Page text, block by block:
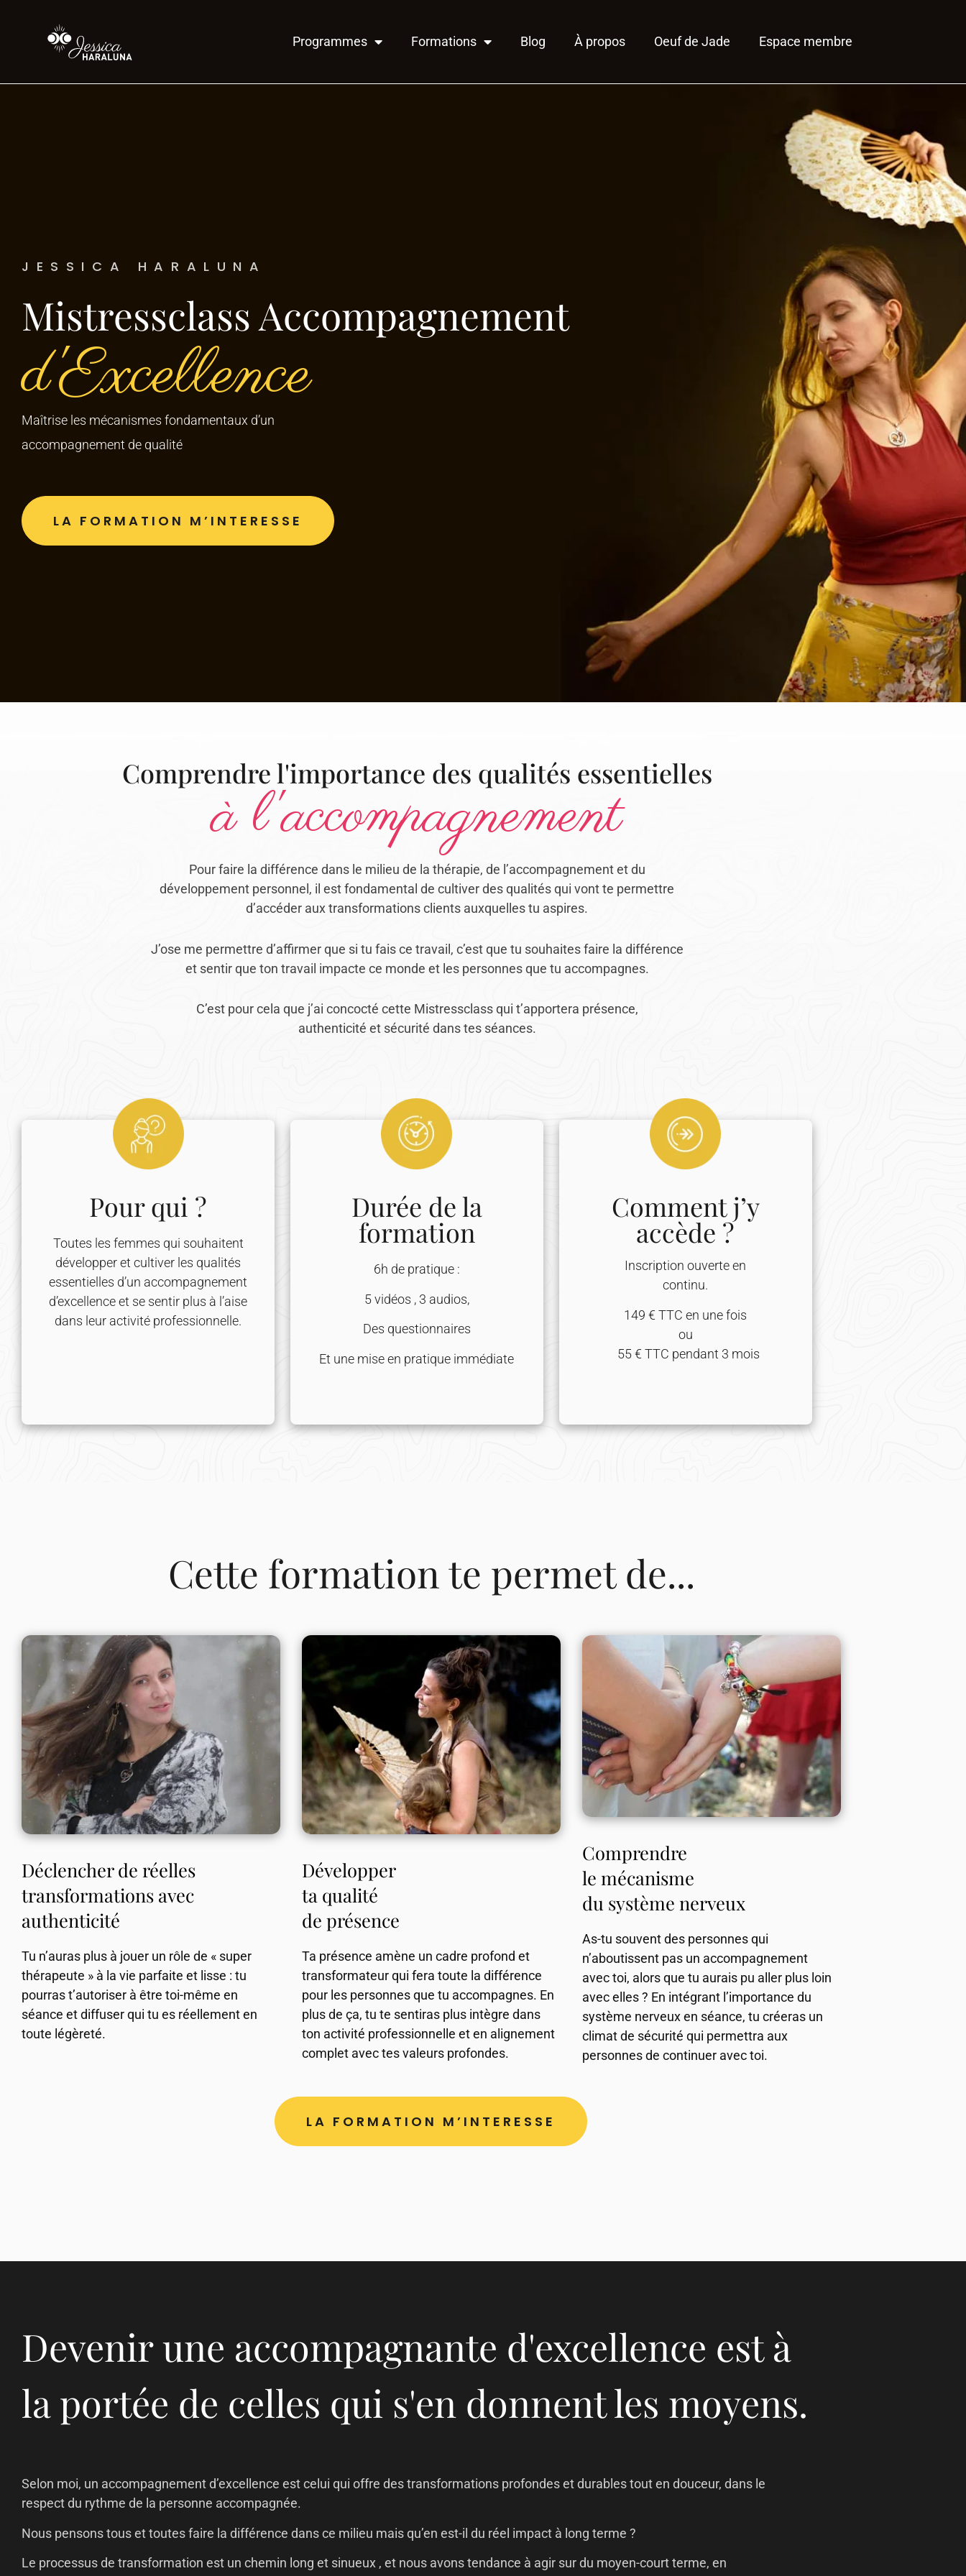
Programmes Formations Blog À propos Oeuf de Jade Espace membre
JESSICA HARALUNA
Mistressclass Accompagnement
d'Excellence
Maîtrise les mécanismes fondamentaux d’un
accompagnement de qualité
LA FORMATION M’INTERESSE
Comprendre l'importance des qualités essentielles
à l'accompagnement
Pour faire la différence dans le milieu de la thérapie, de l’accompagnement et du
développement personnel, il est fondamental de cultiver des qualités qui vont te permettre
d’accéder aux transformations clients auxquelles tu aspires.
J’ose me permettre d’affirmer que si tu fais ce travail, c’est que tu souhaites faire la différence
et sentir que ton travail impacte ce monde et les personnes que tu accompagnes.
C’est pour cela que j’ai concocté cette Mistressclass qui t’apportera présence,
authenticité et sécurité dans tes séances.
Pour qui ?
Toutes les femmes qui souhaitent
développer et cultiver les qualités
essentielles d’un accompagnement
d’excellence et se sentir plus à l’aise
dans leur activité professionnelle.
Durée de la
formation
6h de pratique :
5 vidéos , 3 audios,
Des questionnaires
Et une mise en pratique immédiate
Comment j’y
accède ?
Inscription ouverte en
continu.
149 € TTC en une fois
ou
55 € TTC pendant 3 mois
Cette formation te permet de...
Déclencher de réelles
transformations avec
authenticité
Tu n’auras plus à jouer un rôle de « super
thérapeute » à la vie parfaite et lisse : tu
pourras t’autoriser à être toi-même en
séance et diffuser qui tu es réellement en
toute légèreté.
Développer
ta qualité
de présence
Ta présence amène un cadre profond et
transformateur qui fera toute la différence
pour les personnes que tu accompagnes. En
plus de ça, tu te sentiras plus intègre dans
ton activité professionnelle et en alignement
complet avec tes valeurs profondes.
Comprendre
le mécanisme
du système nerveux
As-tu souvent des personnes qui
n’aboutissent pas un accompagnement
avec toi, alors que tu aurais pu aller plus loin
avec elles ? En intégrant l’importance du
système nerveux en séance, tu créeras un
climat de sécurité qui permettra aux
personnes de continuer avec toi.
LA FORMATION M’INTERESSE
Devenir une accompagnante d'excellence est à
la portée de celles qui s'en donnent les moyens.
Selon moi, un accompagnement d’excellence est celui qui offre des transformations profondes et durables tout en douceur, dans le
respect du rythme de la personne accompagnée.
Nous pensons tous et toutes faire la différence dans ce milieu mais qu’en est-il du réel impact à long terme ?
Le processus de transformation est un chemin long et sinueux , et nous avons tendance à agir sur du moyen-court terme, en